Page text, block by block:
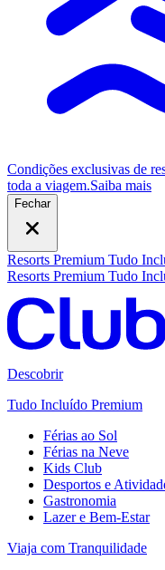
Condições exclusivas de
toda a viagem.Saiba mais
Fechar
Resorts Premium Tudo
Resorts Premium Tudo
Descobrir
Tudo Incluído Premium
Férias ao Sol
Férias na Neve
Kids Club
Desportos e
Gastronomia
Lazer e Bem-Estar
Viaja com Tranquilidade